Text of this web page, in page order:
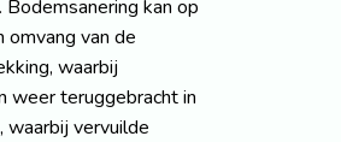
kan op
omvang van de
waarbij
weer teruggebracht in
waarbij vervuilde